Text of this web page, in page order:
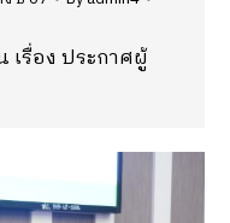
เรื่อง ประกาศผู้